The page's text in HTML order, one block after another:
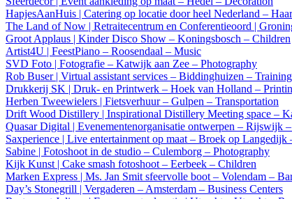
HapjesAanHuis | Catering op locatie door heel Nederland –
The Land of Now | Retraitecentrum en Conferentieoord |
Groot Applaus | Kinder Disco Show – Koningsbosch – Children
Artist4U | FeestPiano – Roosendaal – Music
SVD Foto | Fotografie – Katwijk aan Zee – Photography
Rob Buser | Virtual assistant services – Biddinghuizen – Training
Drukkerij SK | Druk- en Printwerk – Hoek van Holland –
Herben Tweewielers | Fietsverhuur – Gulpen – Transportation
Drift Wood Distillery | Inspirational Distillery Meeting space –
Quasar Digital | Evenementenorganisatie ontwerpen – Rijswijk
Saxperience | Live entertainment op maat – Broek op Langedijk
Sabine | Fotoshoot in de studio – Culemborg – Photography
Kijk Kunst | Cake smash fotoshoot – Eerbeek – Children
Marken Express | Ms. Jan Smit sfeervolle boot – Volendam –
Day’s Stonegrill | Vergaderen – Amsterdam – Business Centers